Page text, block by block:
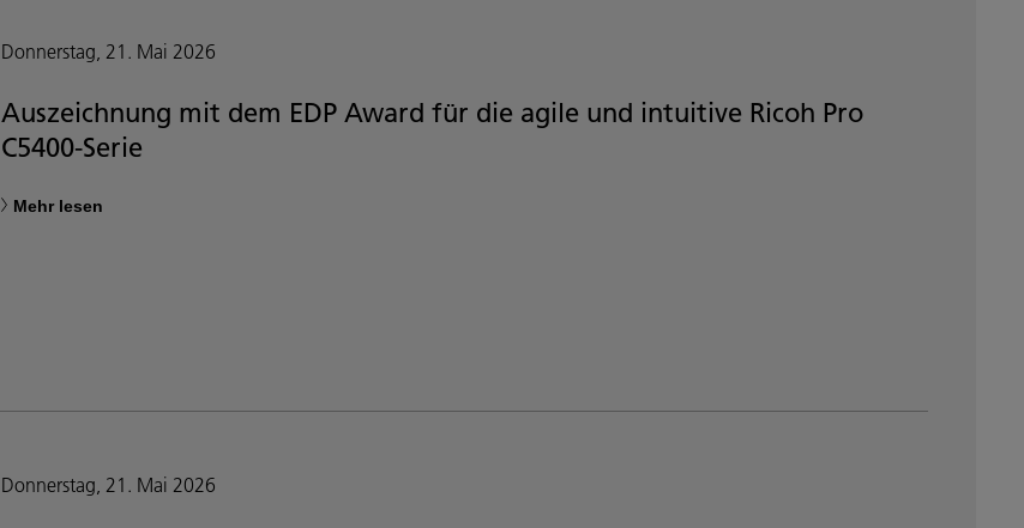
Donnerstag, 21. Mai 2026
Auszeichnung mit dem EDP Award für die agile und intuitive Ricoh Pro
C5400-Serie
Mehr lesen
Donnerstag, 21. Mai 2026